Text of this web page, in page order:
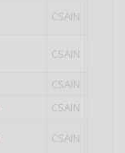
CSAIN
CSAIN
CSAIN
CSAIN
CSAIN